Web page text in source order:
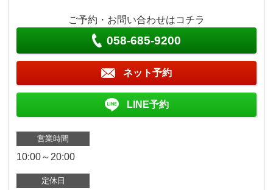
ご予約・お問い合わせはコチラ
058-685-9200
ネット予約
LINE予約
営業時間
10:00～20:00
定休日